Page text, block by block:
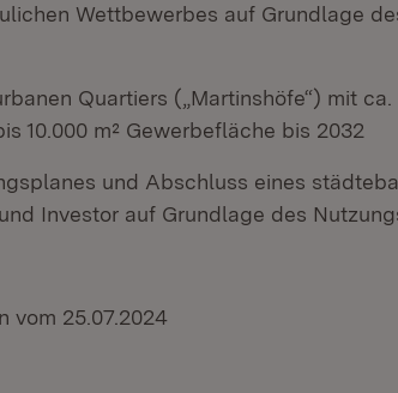
Wettbewerbes auf Grundlage
Quartiers („Martinshöfe“) mit ca.
10.000 m² Gewerbefläche bis 2032
und Abschluss eines
Investor auf Grundlage des
vom 25.07.2024